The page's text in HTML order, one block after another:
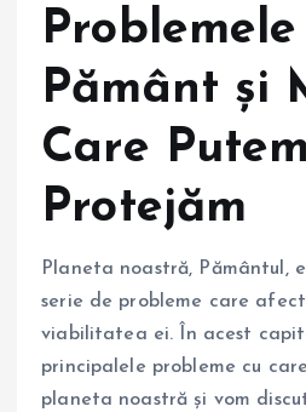
Pământ și
Care
Protejăm
Planeta noastră, Pământul,
serie de probleme care
viabilitatea ei. În acest
principalele probleme cu
planeta noastră și vom